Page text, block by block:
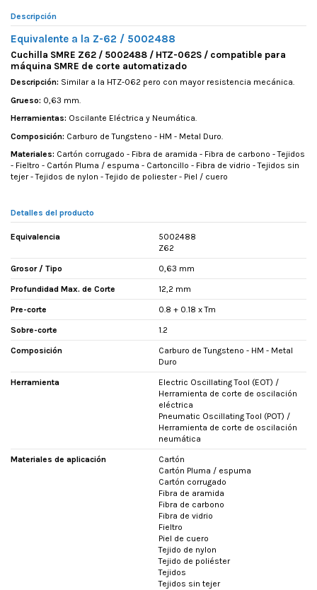
Descripción
Equivalente a la Z-62 / 5002488
Cuchilla SMRE Z62 / 5002488 / HTZ-062S / compatible para
máquina SMRE de corte automatizado
Descripción: Similar a la HTZ-062 pero con mayor resistencia mecánica.
Grueso: 0,63 mm.
Herramientas: Oscilante Eléctrica y Neumática.
Composición: Carburo de Tungsteno - HM - Metal Duro.
Materiales: Cartón corrugado - Fibra de aramida - Fibra de carbono - Tejidos
- Fieltro - Cartón Pluma / espuma - Cartoncillo - Fibra de vidrio - Tejidos sin
tejer - Tejidos de nylon - Tejido de poliester - Piel / cuero
Detalles del producto
Equivalencia
5002488
Z62
Grosor / Tipo 0,63 mm
Profundidad Max. de Corte 12,2 mm
Pre-corte 0.8 + 0.18 x Tm
Sobre-corte 1.2
Composición
Carburo de Tungsteno - HM - Metal
Duro
Herramienta
Electric Oscillating Tool (EOT) /
Herramienta de corte de oscilación
eléctrica
Pneumatic Oscillating Tool (POT) /
Herramienta de corte de oscilación
neumática
Materiales de aplicación
Cartón
Cartón Pluma / espuma
Cartón corrugado
Fibra de aramida
Fibra de carbono
Fibra de vidrio
Fieltro
Piel de cuero
Tejido de nylon
Tejido de poliéster
Tejidos
Tejidos sin tejer